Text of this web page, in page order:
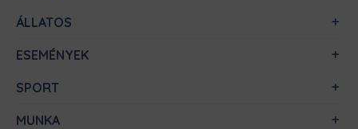
ÁLLATOS
ESEMÉNYEK
SPORT
MUNKA